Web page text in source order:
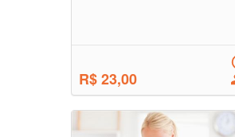
R$ 23,00